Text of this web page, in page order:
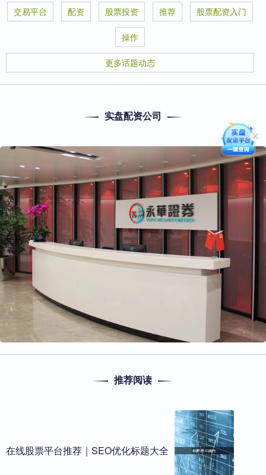
交易平台 配资 股票投资 推荐 股票配资入门
操作
更多话题动态
实盘配资公司
推荐阅读
在线股票平台推荐｜SEO优化标题大全